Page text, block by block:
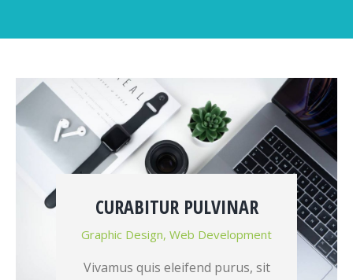
CURABITUR PULVINAR
Graphic Design, Web Development
Vivamus quis eleifend purus, sit